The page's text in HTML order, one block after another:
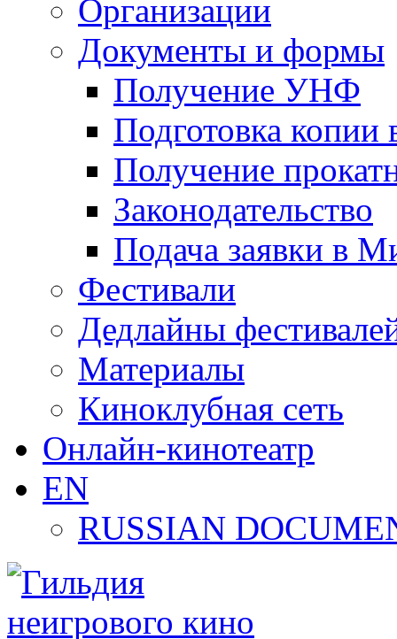
Организации
Документы и формы
Получение УНФ
Подготовка копии
Получение
Законодательство
Подача заявки в
Фестивали
Дедлайны
Материалы
Киноклубная сеть
Онлайн-кинотеатр
EN
RUSSIAN